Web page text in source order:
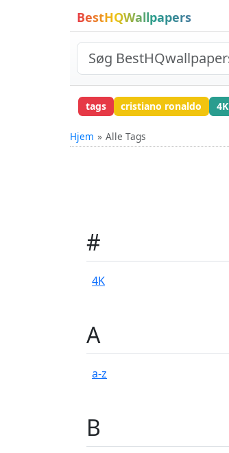
BestHQWallpapers
tags cristiano ronaldo 4K
Hjem Alle Tags
#
4K
A
a-z
B